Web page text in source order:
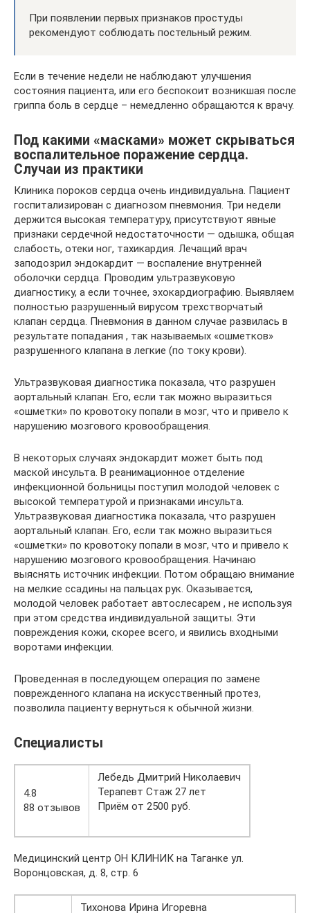
При появлении первых признаков простуды
рекомендуют соблюдать постельный режим.
Если в течение недели не наблюдают улучшения
состояния пациента, или его беспокоит возникшая после
гриппа боль в сердце – немедленно обращаются к врачу.
Под какими «масками» может скрываться
воспалительное поражение сердца.
Случаи из практики
Клиника пороков сердца очень индивидуальна. Пациент
госпитализирован с диагнозом пневмония. Три недели
держится высокая температуру, присутствуют явные
признаки сердечной недостаточности — одышка, общая
слабость, отеки ног, тахикардия. Лечащий врач
заподозрил эндокардит — воспаление внутренней
оболочки сердца. Проводим ультразвуковую
диагностику, а если точнее, эхокардиографию. Выявляем
полностью разрушенный вирусом трехстворчатый
клапан сердца. Пневмония в данном случае развилась в
результате попадания , так называемых «ошметков»
разрушенного клапана в легкие (по току крови).
Ультразвуковая диагностика показала, что разрушен
аортальный клапан. Его, если так можно выразиться
«ошметки» по кровотоку попали в мозг, что и привело к
нарушению мозгового кровообращения.
В некоторых случаях эндокардит может быть под
маской инсульта. В реанимационное отделение
инфекционной больницы поступил молодой человек с
высокой температурой и признаками инсульта.
Ультразвуковая диагностика показала, что разрушен
аортальный клапан. Его, если так можно выразиться
«ошметки» по кровотоку попали в мозг, что и привело к
нарушению мозгового кровообращения. Начинаю
выяснять источник инфекции. Потом обращаю внимание
на мелкие ссадины на пальцах рук. Оказывается,
молодой человек работает автослесарем , не используя
при этом средства индивидуальной защиты. Эти
повреждения кожи, скорее всего, и явились входными
воротами инфекции.
Проведенная в последующем операция по замене
поврежденного клапана на искусственный протез,
позволила пациенту вернуться к обычной жизни.
Специалисты
4.8
88 отзывов
Лебедь Дмитрий Николаевич
Терапевт Стаж 27 лет
Приём от 2500 руб.
Медицинский центр ОН КЛИНИК на Таганке ул.
Воронцовская, д. 8, стр. 6
Тихонова Ирина Игоревна